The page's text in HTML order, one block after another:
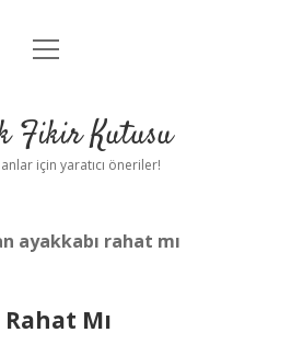
Anasayfa
Yasal Uyarı
menüyü
Fikir Kutusu
için yaratıcı öneriler!
ayakkabı rahat mı
Mı